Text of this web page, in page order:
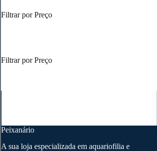
Filtrar por Preço
Filtrar por Preço
Peixanário
A sua loja especializada em aquariofilia e